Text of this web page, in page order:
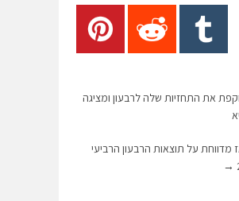
את התחזיות שלה לרבעון ומציגה
מדווחת על תוצאות הרבעון הרביעי
→